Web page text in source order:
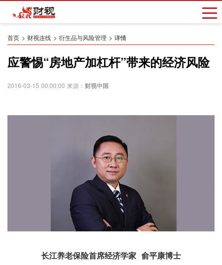
首页 财视连线 衍生品与风险管理 详情
应警惕“房地产加杠杆”带来的经济风险
2016-03-15 00:00:00 来源： 财视中国
长江养老保险首席经济学家 俞平康博士